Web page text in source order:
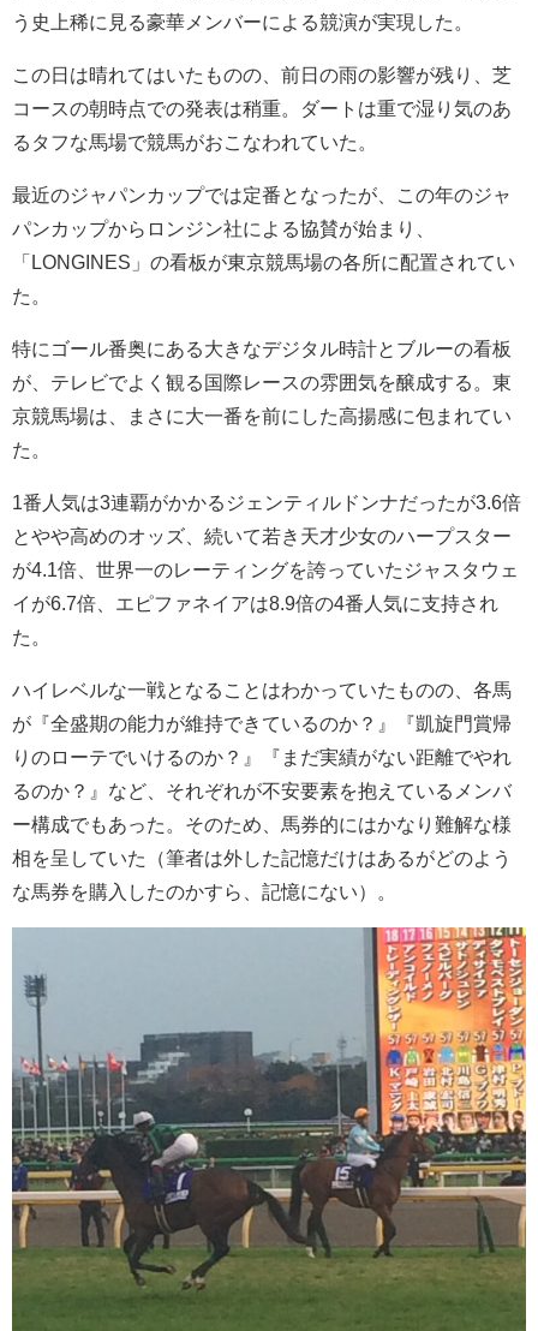
う史上稀に見る豪華メンバーによる競演が実現した。
この日は晴れてはいたものの、前日の雨の影響が残り、芝
コースの朝時点での発表は稍重。ダートは重で湿り気のあ
るタフな馬場で競馬がおこなわれていた。
最近のジャパンカップでは定番となったが、この年のジャ
パンカップからロンジン社による協賛が始まり、
「LONGINES」の看板が東京競馬場の各所に配置されてい
た。
特にゴール番奥にある大きなデジタル時計とブルーの看板
が、テレビでよく観る国際レースの雰囲気を醸成する。東
京競馬場は、まさに大一番を前にした高揚感に包まれてい
た。
1番人気は3連覇がかかるジェンティルドンナだったが3.6倍
とやや高めのオッズ、続いて若き天才少女のハープスター
が4.1倍、世界一のレーティングを誇っていたジャスタウェ
イが6.7倍、エピファネイアは8.9倍の4番人気に支持され
た。
ハイレベルな一戦となることはわかっていたものの、各馬
が『全盛期の能力が維持できているのか？』『凱旋門賞帰
りのローテでいけるのか？』『まだ実績がない距離でやれ
るのか？』など、それぞれが不安要素を抱えているメンバ
ー構成でもあった。そのため、馬券的にはかなり難解な様
相を呈していた（筆者は外した記憶だけはあるがどのよう
な馬券を購入したのかすら、記憶にない）。